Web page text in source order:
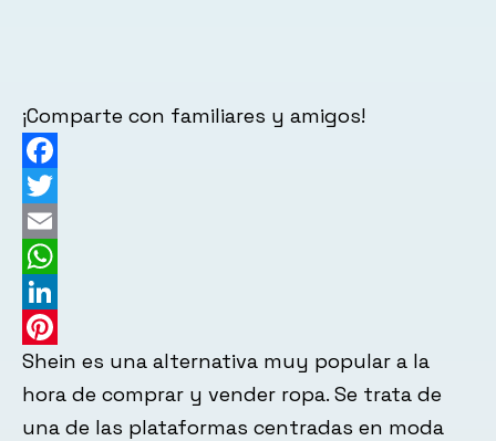
¡Comparte con familiares y amigos!
Facebook
Twitter
Email
WhatsApp
LinkedIn
Pinterest
Shein es una alternativa muy popular a la
hora de comprar y vender ropa. Se trata de
una de las plataformas centradas en moda